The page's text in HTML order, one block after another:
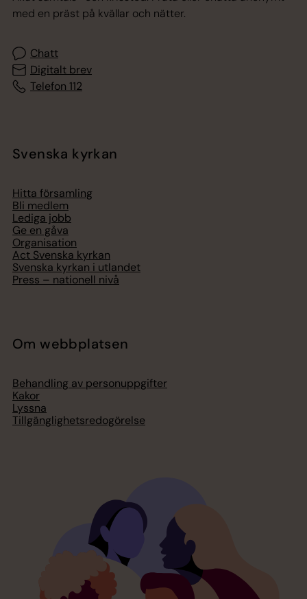
med en präst på kvällar och nätter.
Chatt
Digitalt brev
Telefon 112
Svenska kyrkan
Hitta församling
Bli medlem
Lediga jobb
Ge en gåva
Organisation
Act Svenska kyrkan
Svenska kyrkan i utlandet
Press – nationell nivå
Om webbplatsen
Behandling av personuppgifter
Kakor
Lyssna
Tillgänglighetsredogörelse